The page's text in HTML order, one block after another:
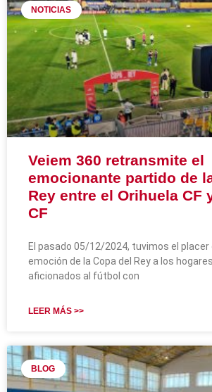
NOTICIAS
Veiem 360 retransmite el
emocionante partido de
Rey entre el Orihuela CF
CF
El pasado 05/12/2024, tuvimos el placer
emoción de la Copa del Rey a los
aficionados al fútbol con
LEER MÁS >>
BLOG